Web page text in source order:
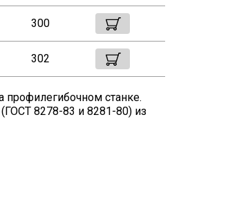
300
302
профилегибочном станке.
8278-83 и 8281-80) из